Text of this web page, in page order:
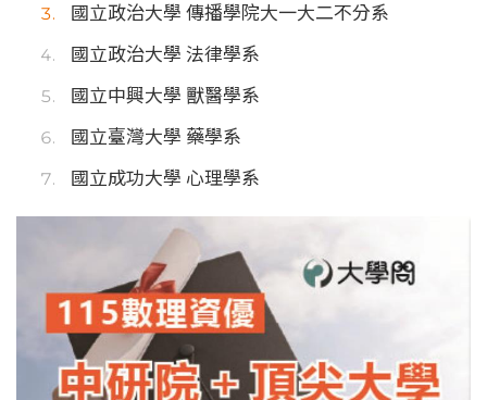
國立政治大學 傳播學院大一大二不分系
國立政治大學 法律學系
國立中興大學 獸醫學系
國立臺灣大學 藥學系
國立成功大學 心理學系